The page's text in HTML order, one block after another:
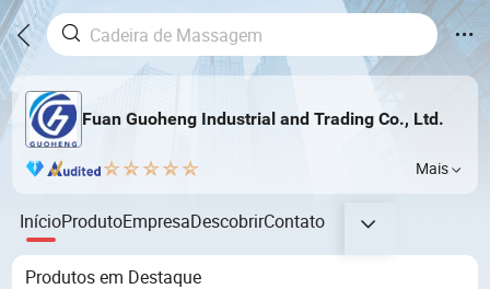
Fuan Guoheng Industrial and Trading Co., Ltd.
Mais
InícioProdutoEmpresaDescobrirContato
Produtos em Destaque